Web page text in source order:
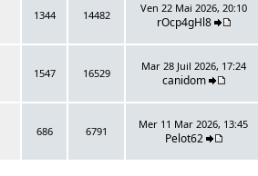
1344 14482
Ven 22 Mai 2026, 20:10
rOcp4gHl8
1547 16529
Mar 28 Juil 2026, 17:24
canidom
686 6791
Mer 11 Mar 2026, 13:45
Pelot62